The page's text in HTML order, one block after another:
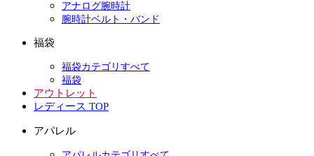
アナログ腕時計
腕時計ベルト・バンド
福袋
福袋カテゴリすべて
福袋
アウトレット
レディース TOP
アパレル